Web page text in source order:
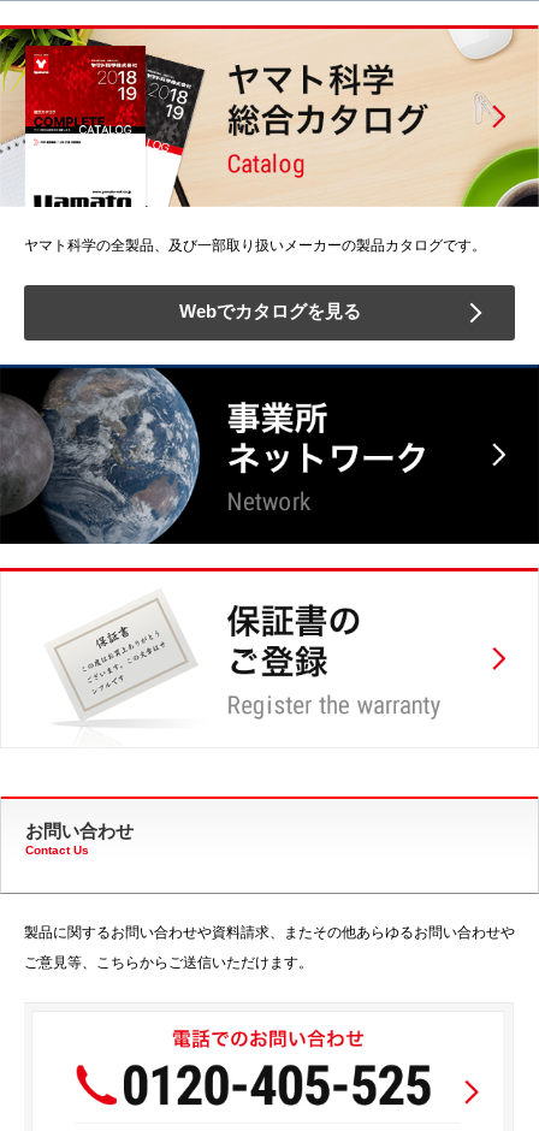
ヤマト科学の全製品、及び一部取り扱いメーカーの製品カタログです。
Webでカタログを見る
お問い合わせ
Contact Us
製品に関するお問い合わせや資料請求、またその他あらゆるお問い合わせや
ご意見等、こちらからご送信いただけます。